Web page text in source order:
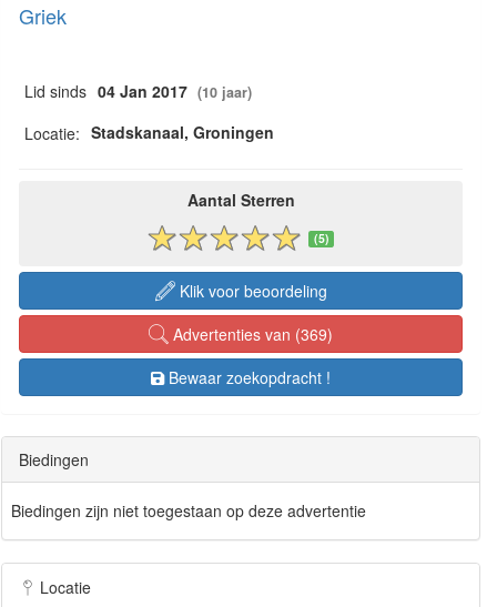
Griek
Lid sinds 04 Jan 2017 (10 jaar)
Locatie: Stadskanaal, Groningen
Aantal Sterren
(5)
Klik voor beoordeling
Advertenties van (369)
Bewaar zoekopdracht !
Biedingen
Biedingen zijn niet toegestaan op deze advertentie
Locatie